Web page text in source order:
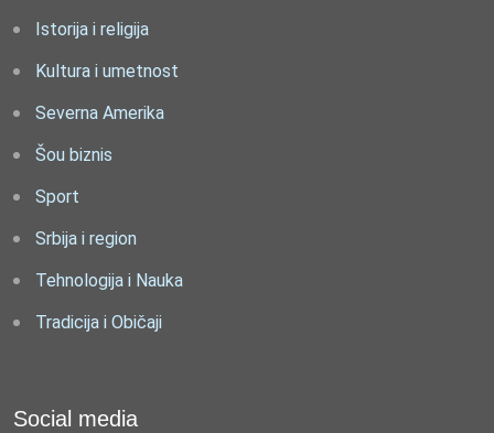
Istorija i religija
Kultura i umetnost
Severna Amerika
Šou biznis
Sport
Srbija i region
Tehnologija i Nauka
Tradicija i Običaji
Social media